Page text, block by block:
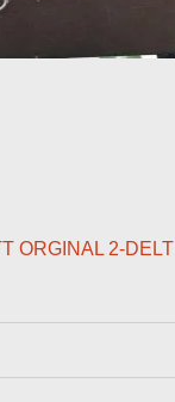
ORGINAL 2-DELT